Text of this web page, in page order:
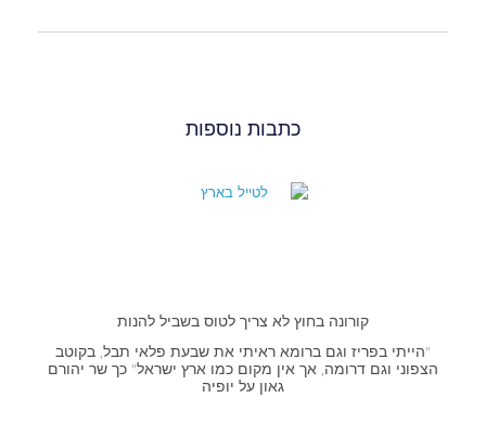
כתבות נוספות
קורונה בחוץ לא צריך לטוס בשביל להנות
"הייתי בפריז וגם ברומא ראיתי את שבעת פלאי תבל, בקוטב
הצפוני וגם דרומה, אך אין מקום כמו ארץ ישראל" כך שר יהורם
גאון על יופיה